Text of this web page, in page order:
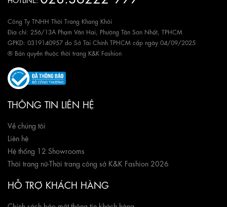
Công Ty TNHH Thời Trang Khang Khôi
Địa chỉ: 256/13A Phạm Văn Hai, Phường Tân Sơn Nhất, TPHCM
GPKD: 0319140957 do Sở Tài Chính TPHCM cấp ngày 04/09/2025
® Bản quyền thuộc thời trang K&K Fashion
THÔNG TIN LIÊN HỆ
Về chúng tôi
Liên hệ
Hệ thống 12 Showrooms
Thời trang nữ-Thời trang công sở K&K Fashion 2026
HỖ TRỢ KHÁCH HÀNG